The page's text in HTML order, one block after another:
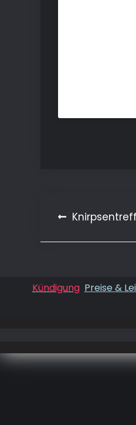
Knirpsentreff
Kündigung Preise &